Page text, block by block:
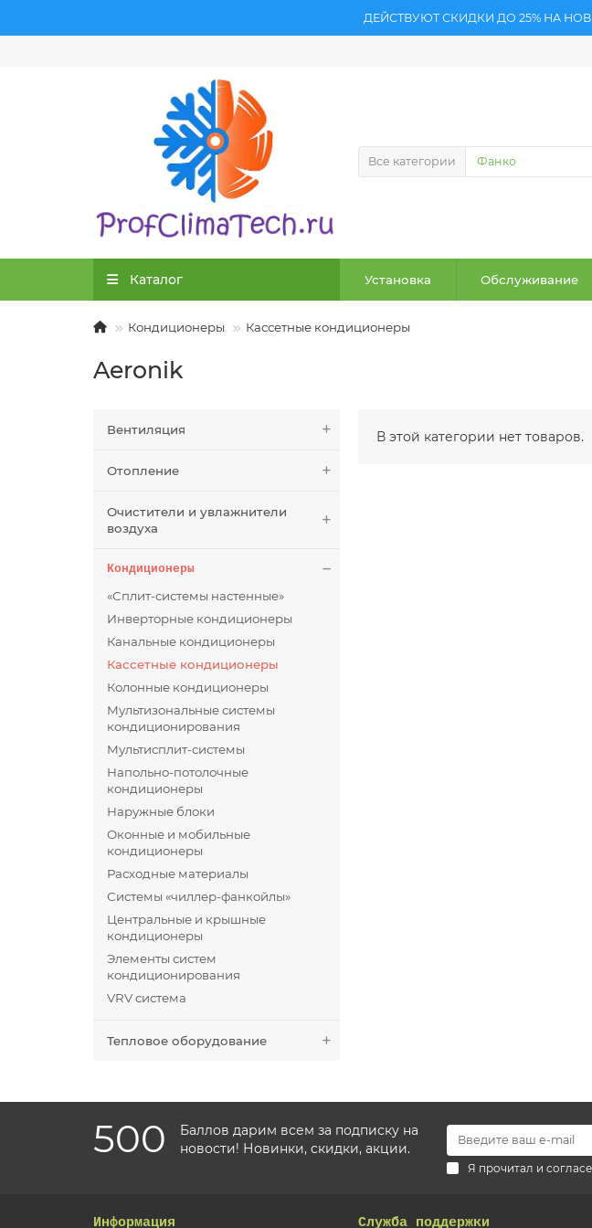
ДЕЙСТВУЮТ СКИДКИ ДО 25% НА
Все категории
Каталог Установка Обслуживание
Кондиционеры Кассетные кондиционеры
Aeronik
Вентиляция
Отопление
Очистители и увлажнители
воздуха
Кондиционеры
«Сплит-системы настенные»
Инверторные кондиционеры
Канальные кондиционеры
Кассетные кондиционеры
Колонные кондиционеры
Мультизональные системы
кондиционирования
Мультисплит-системы
Напольно-потолочные
кондиционеры
Наружные блоки
Оконные и мобильные
кондиционеры
Расходные материалы
Системы «чиллер-фанкойлы»
Центральные и крышные
кондиционеры
Элементы систем
кондиционирования
VRV система
Тепловое оборудование
В этой категории нет товаров.
500
Баллов дарим всем за подписку на
новости! Новинки, скидки, акции.
Я прочитал и
Информация Служба поддержки